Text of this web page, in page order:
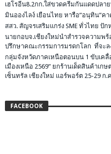
เฮโรอีน8.2กก.ใส่ขวดครีมกันแดดปลาย
มินอองไลง์ เยือนไทย หารือ”อนุทิน”
สสว. สัญจรเสริมแกร่ง SME ทั่วไทย ปั
นายกอบจ.เชียงใหม่นำสำรวจความพ
ปรึกษาคณะกรรมการมรดกโลก ที่จะ
กลุ่มจังหวัดภาคเหนือตอนบน 1 ขับเคลื่
เมืองเหนือ 2569” ยกร้านเด็ดสินค้าเ
เซ็นทรัล เชียงใหม่ แอร์พอร์ต 25-29 ก.
FACEBOOK